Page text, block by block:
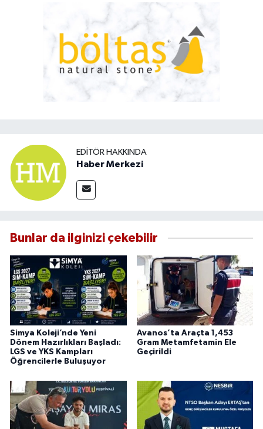
EDITÖR HAKKINDA
Haber Merkezi
Bunlar da ilginizi çekebilir
Simya Koleji’nde Yeni
Dönem Hazırlıkları Başladı:
LGS ve YKS Kampları
Öğrencilerle Buluşuyor
Avanos’ta Araçta 1,453
Gram Metamfetamin Ele
Geçirildi